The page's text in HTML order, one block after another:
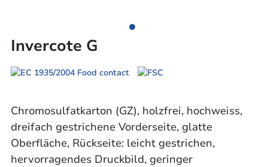
Invercote G
Chromosulfatkarton (GZ), holzfrei, hochweiss,
dreifach gestrichene Vorderseite, glatte
Oberfläche, Rückseite: leicht gestrichen,
hervorragendes Druckbild, geringer